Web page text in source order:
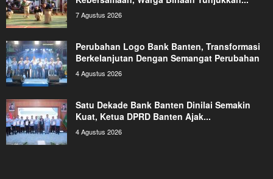
7 Agustus 2026
Perubahan Logo Bank Banten, Transformasi
Berkelanjutan Dengan Semangat Perubahan
4 Agustus 2026
Satu Dekade Bank Banten Dinilai Semakin
Kuat, Ketua DPRD Banten Ajak...
4 Agustus 2026